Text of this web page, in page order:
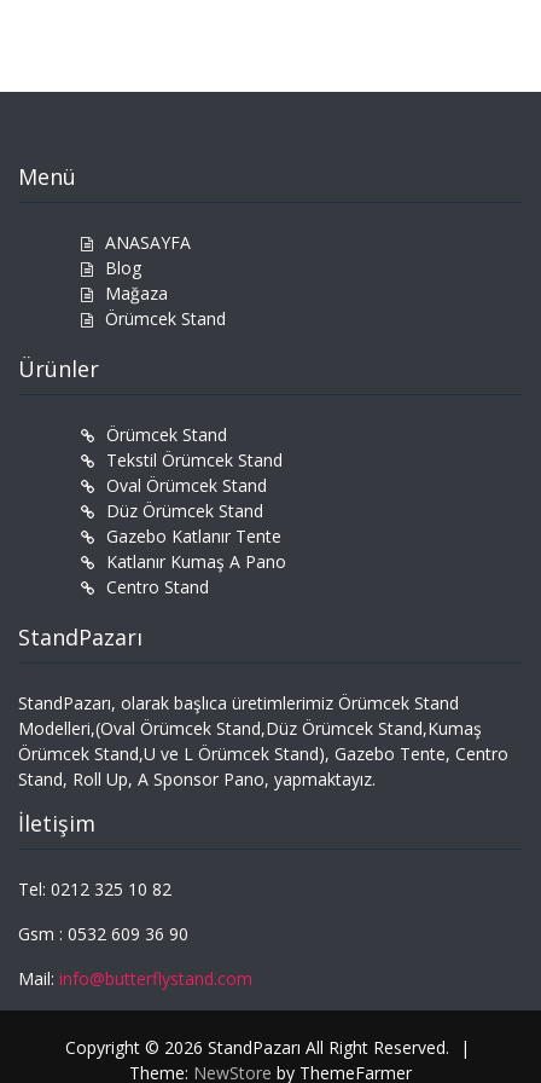
Menü
ANASAYFA
Blog
Mağaza
Örümcek Stand
Ürünler
Örümcek Stand
Tekstil Örümcek Stand
Oval Örümcek Stand
Düz Örümcek Stand
Gazebo Katlanır Tente
Katlanır Kumaş A Pano
Centro Stand
StandPazarı
StandPazarı, olarak başlıca üretimlerimiz Örümcek Stand
Modelleri,(Oval Örümcek Stand,Düz Örümcek Stand,Kumaş
Örümcek Stand,U ve L Örümcek Stand), Gazebo Tente, Centro
Stand, Roll Up, A Sponsor Pano, yapmaktayız.
İletişim
Tel: 0212 325 10 82
Gsm : 0532 609 36 90
Mail: info@butterflystand.com
Copyright © 2026 StandPazarı All Right Reserved.
|
Theme: NewStore by ThemeFarmer